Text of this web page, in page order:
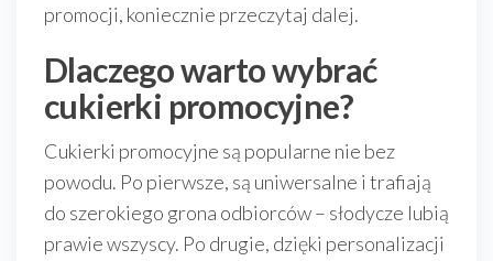
promocji, koniecznie przeczytaj dalej.
Dlaczego warto wybrać
cukierki promocyjne?
Cukierki promocyjne są popularne nie bez
powodu. Po pierwsze, są uniwersalne i trafiają
do szerokiego grona odbiorców – słodycze lubią
prawie wszyscy. Po drugie, dzięki personalizacji